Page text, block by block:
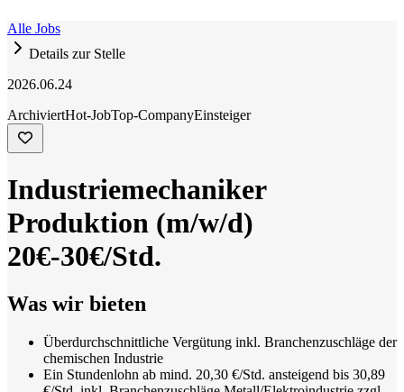
Alle Jobs
Details zur Stelle
2026.06.24
ArchiviertHot-JobTop-CompanyEinsteiger
Industriemechaniker
Produktion (m/w/d)
20€-30€/Std.
Was wir bieten
Überdurchschnittliche Vergütung inkl. Branchenzuschläge der
chemischen Industrie
Ein Stundenlohn ab mind. 20,30 €/Std. ansteigend bis 30,89